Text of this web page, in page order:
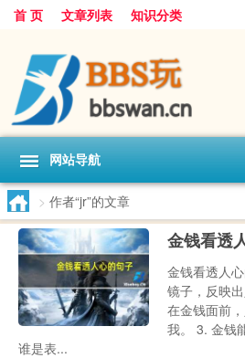
首 页 文章列表 知识分类
网站导航
> 作者“jr”的文章
金钱看透
金钱看透人
镜子，反映
在金钱面前
我。 3. 金钱
谁是表...